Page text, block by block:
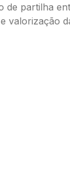
de partilha
valorização